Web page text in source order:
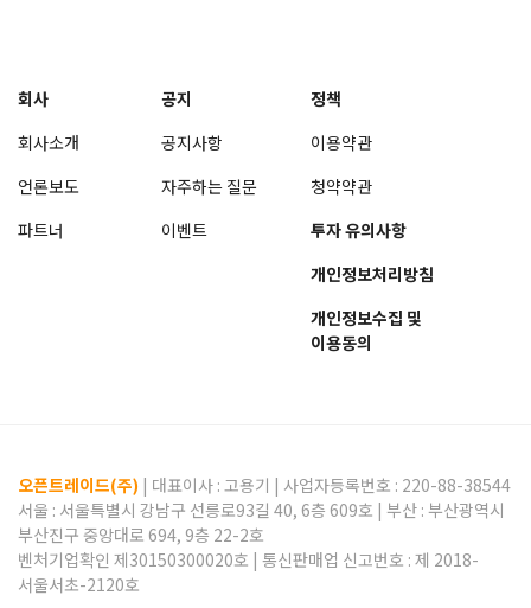
회사
회사소개
언론보도
파트너
공지
공지사항
자주하는 질문
이벤트
정책
이용약관
청약약관
투자 유의사항
개인정보처리방침
개인정보수집 및
이용동의
오픈트레이드(주) | 대표이사 : 고용기 | 사업자등록번호 : 220-88-38544
서울 : 서울특별시 강남구 선릉로93길 40, 6층 609호 | 부산 : 부산광역시
부산진구 중앙대로 694, 9층 22-2호
벤처기업확인 제30150300020호 | 통신판매업 신고번호 : 제 2018-
서울서초-2120호